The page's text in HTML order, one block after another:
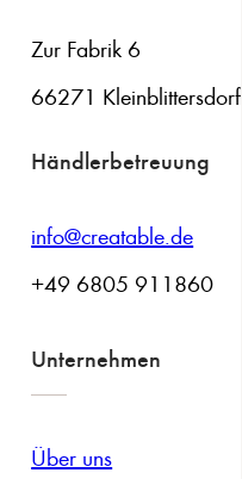
Zur Fabrik 6
66271 Kleinblittersdorf
Händlerbetreuung
info@creatable.de
+49 6805 911860
Unternehmen
Über uns